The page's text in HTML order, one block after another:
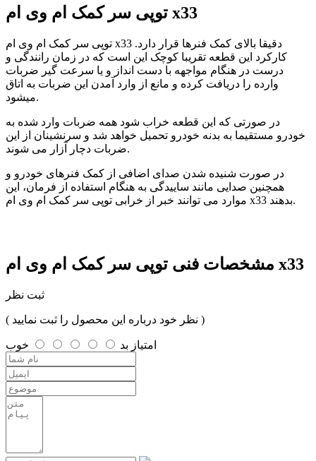
توپی سر کمک ام وی ام x33
توپی سر کمک ام وی ام x33 دقیقا بالای کمک فنرها قرار دارد.
کارکرد این قطعه تقریبا کوچک این است که در زمان رانندگی و
درست در هنگام مواجهه با دست انداز و یا سرعت گیر ضربات
وارده را دریافت کرده و مانع از وارد آمدن این ضربات به اتاق
میشود.
در صورتی که این قطعه خراب شود همه ضربات وارد شده به
خودرو مستقیما به بدنه خودرو تحمیل خواهد شد و سرنشینان از این
ضربات دچار آزار می شوند.
در صورت شنیده شدن صدای اضافی از کمک فنرهای خودرو و
همچنین صدایی مانند ساییدگی به هنگام استفاده از فرمان، این
موارد می توانند خبر از خرابی توپی سر کمک ام وی ام x33 بدهند.
مشخصات فنی توپی سر کمک ام وی ام x33
ثبت نظر
( نظر خود درباره این محصول را ثبت نمایید )
امتیاز بد خوب